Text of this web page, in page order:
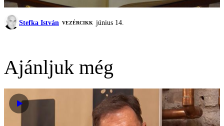
Stefka István VEZÉRCIKK június 14.
Ajánljuk még